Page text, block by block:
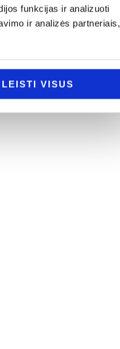
funkcijas ir analizuoti
ir analizės partneriais,
LEISTI VISUS